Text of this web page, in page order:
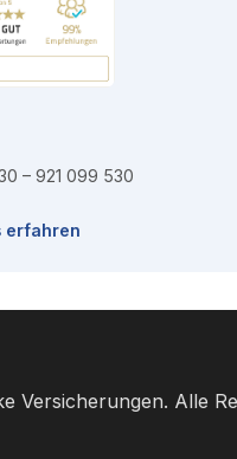
– 921 099 530
erfahren
Versicherungen. Alle